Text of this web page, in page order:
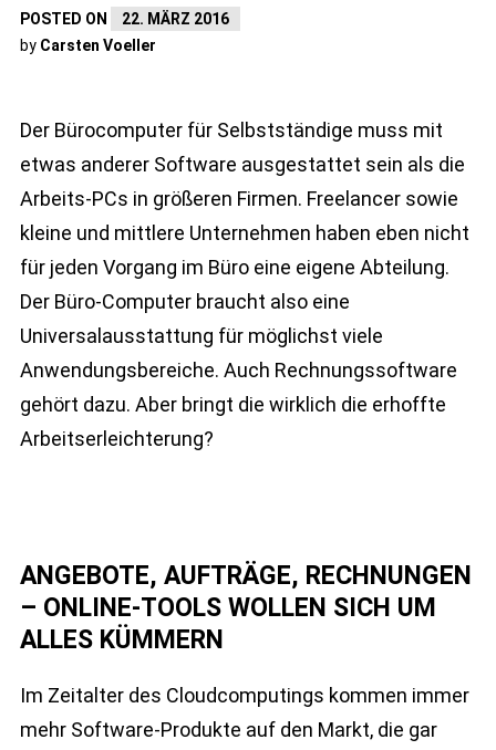
POSTED ON
22. MÄRZ 2016
by Carsten Voeller
Der Bürocomputer für Selbstständige muss mit
etwas anderer Software ausgestattet sein als die
Arbeits-PCs in größeren Firmen. Freelancer sowie
kleine und mittlere Unternehmen haben eben nicht
für jeden Vorgang im Büro eine eigene Abteilung.
Der Büro-Computer braucht also eine
Universalausstattung für möglichst viele
Anwendungsbereiche. Auch Rechnungssoftware
gehört dazu. Aber bringt die wirklich die erhoffte
Arbeitserleichterung?
ANGEBOTE, AUFTRÄGE, RECHNUNGEN
– ONLINE-TOOLS WOLLEN SICH UM
ALLES KÜMMERN
Im Zeitalter des Cloudcomputings kommen immer
mehr Software-Produkte auf den Markt, die gar